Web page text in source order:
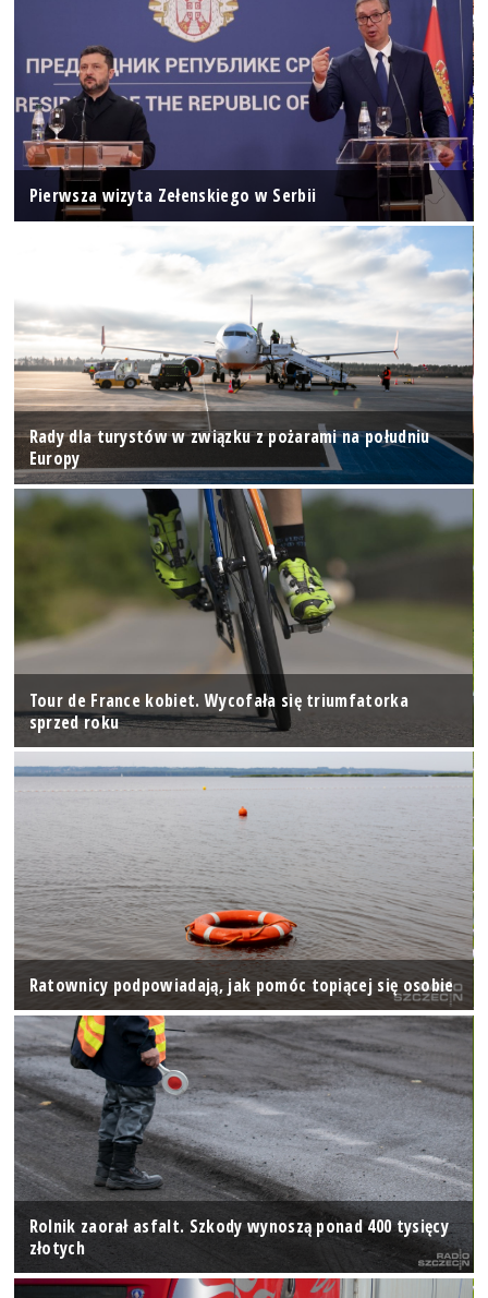
Pierwsza wizyta Zełenskiego w Serbii
Rady dla turystów w związku z pożarami na południu
Europy
Tour de France kobiet. Wycofała się triumfatorka
sprzed roku
Ratownicy podpowiadają, jak pomóc topiącej się osobie
Rolnik zaorał asfalt. Szkody wynoszą ponad 400 tysięcy
złotych